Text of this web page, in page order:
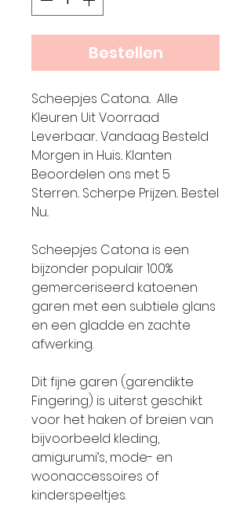
Bestellen
Scheepjes Catona.. Alle
Kleuren Uit Voorraad
Leverbaar.. Vandaag Besteld
Morgen in Huis.. Klanten
Beoordelen ons met 5
Sterren.. Scherpe Prijzen.. Bestel
Nu..
Scheepjes Catona is een
bijzonder populair 100%
gemerceriseerd katoenen
garen met een subtiele glans
en een gladde en zachte
afwerking.
Dit fijne garen (garendikte
Fingering) is uiterst geschikt
voor het haken of breien van
bijvoorbeeld kleding,
amigurumi’s, mode- en
woonaccessoires of
kinderspeeltjes.